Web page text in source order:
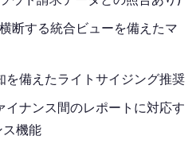
断する統合ビューを備えたマ
を備えたライトサイジング推奨
イナンス間のレポートに対応す
ス機能